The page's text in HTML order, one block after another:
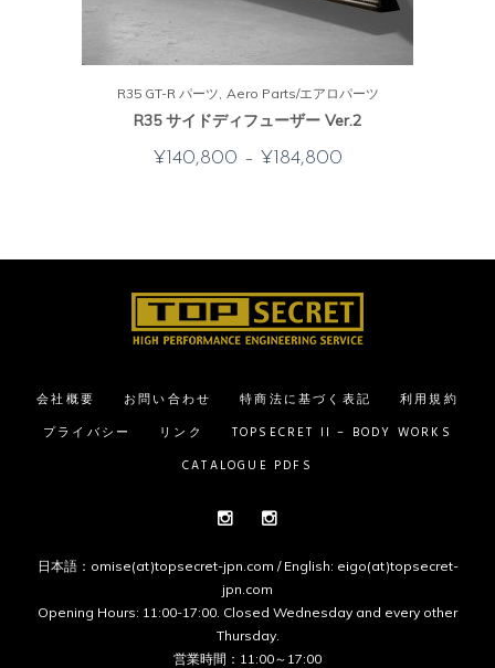
R35 GT-R パーツ Aero Parts/エアロパーツ
R35 サイドディフューザー Ver.2
¥140,800 – ¥184,800
会社概要 お問い合わせ 特商法に基づく表記
利用規約
プライバシー
リンク
TOPSECRET II – BODY WORKS
CATALOGUE PDFS
日本語：omise(at)topsecret-jpn.com / English: eigo(at)topsecret-
jpn.com
Opening Hours: 11:00-17:00. Closed Wednesday and every other
Thursday.
営業時間：11:00～17:00